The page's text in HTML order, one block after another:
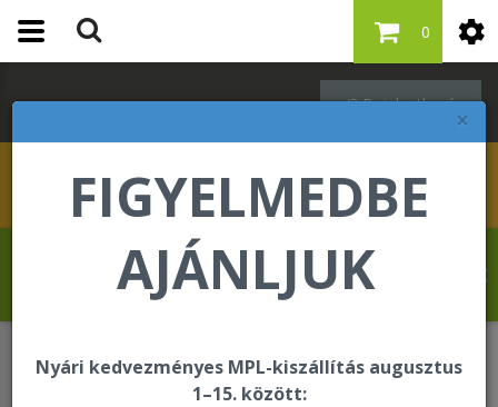
×
FIGYELMEDBE
AJÁNLJUK
Nyári kedvezményes MPL-kiszállítás augusztus
1–15. között:
Bejelentkezés
0
Drevet Fabrice üdvözli Önt a Forever
Living internetes áruházában!
DX4 DX4™